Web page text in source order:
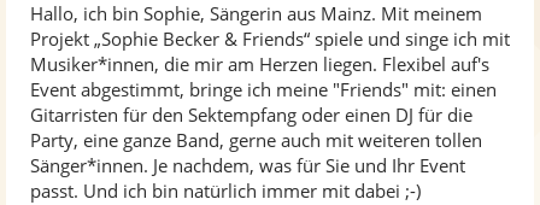
e
Hallo, ich bin Sophie, Sängerin aus Mainz. Mit meinem
Projekt „Sophie Becker & Friends“ spiele und singe ich mit
Musiker*innen, die mir am Herzen liegen. Flexibel auf's
Event abgestimmt, bringe ich meine "Friends" mit: einen
Gitarristen für den Sektempfang oder einen DJ für die
Party, eine ganze Band, gerne auch mit weiteren tollen
Sänger*innen. Je nachdem, was für Sie und Ihr Event
passt. Und ich bin natürlich immer mit dabei ;-)